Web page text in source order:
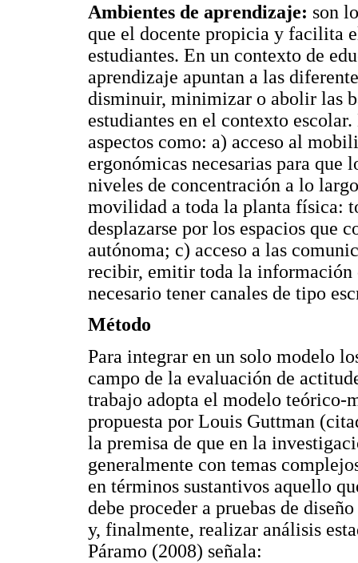
Ambientes de aprendizaje: son
que el docente propicia y facilita
estudiantes. En un contexto de
aprendizaje apuntan a las
disminuir, minimizar o abolir las
estudiantes en el contexto
aspectos como: a) acceso al
ergonómicas necesarias para que
niveles de concentración a lo
movilidad a toda la planta física:
desplazarse por los espacios que
autónoma; c) acceso a las
recibir, emitir toda la información
necesario tener canales de tipo
Método
Para integrar en un solo modelo
campo de la evaluación de
trabajo adopta el modelo teórico-
propuesta por Louis Guttman
la premisa de que en la
generalmente con temas
en términos sustantivos aquello
debe proceder a pruebas de
y, finalmente, realizar análisis
Páramo (2008) señala: